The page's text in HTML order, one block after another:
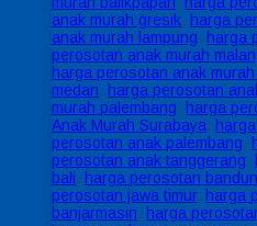
anak murah gresik, harga
anak murah lampung, harga
perosotan anak murah
harga perosotan anak
medan, harga perosotan
murah palembang, harga
Anak Murah Surabaya,
perosotan anak palembang,
perosotan anak tanggerang,
bali, harga perosotan
perosotan jawa timur, harga
banjarmasin, harga